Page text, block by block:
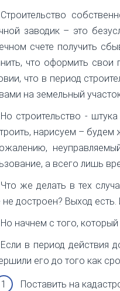
Строительство
заводик – это
счете получить
что оформить свои
что в период
на земельный
Но строительство -
нарисуем – будем
а всего лишь
Что же делать в тех
достроен? Выход
Но начнем с того,
Если в период действия
его до того как
Поставить на